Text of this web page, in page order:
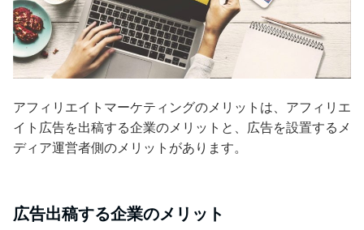
アフィリエイトマーケティングのメリットは、アフィリエ
イト広告を出稿する企業のメリットと、広告を設置するメ
ディア運営者側のメリットがあります。
広告出稿する企業のメリット